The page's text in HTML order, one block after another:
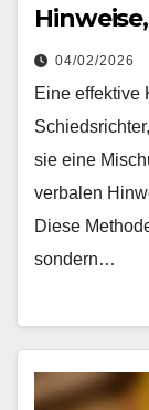
04/02/2026
Eine effektive
sie eine
verbalen
Diese
sondern…